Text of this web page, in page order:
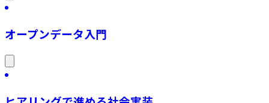
オープンデータ入門